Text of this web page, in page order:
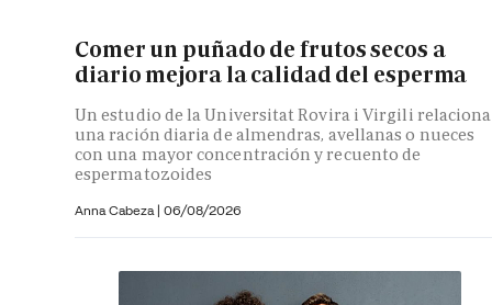
Comer un puñado de frutos secos a
diario mejora la calidad del esperma
Un estudio de la Universitat Rovira i Virgili relaciona
una ración diaria de almendras, avellanas o nueces
con una mayor concentración y recuento de
espermatozoides
Anna Cabeza | 06/08/2026